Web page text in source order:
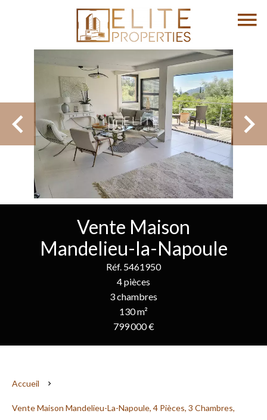
Vente Maison
Mandelieu-la-Napoule
Réf. 5461950
4 pièces
3 chambres
130 m²
799 000 €
Accueil
Vente Maison Mandelieu-La-Napoule, 4 Pièces, 3 Chambres,